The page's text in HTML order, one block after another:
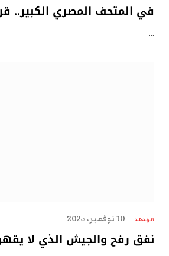
في المتحف المصري الكبير..
…
الهدهد 10 نوفمبر، 2025
نفق رفح والجيش الذي لا